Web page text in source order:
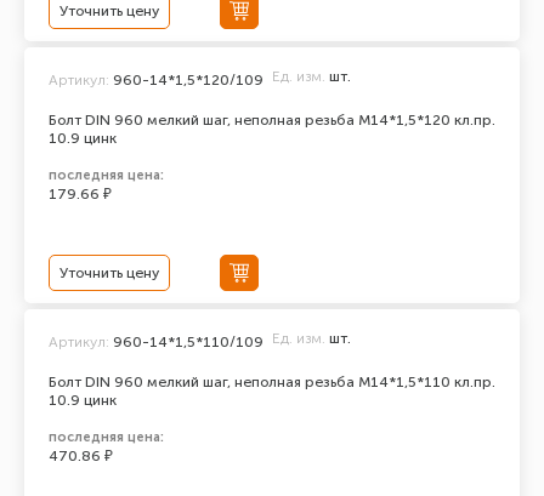
Уточнить цену
Болт DIN 960 мелкий шаг, неполная резьба M14*1,5*120 кл.пр.
10.9 цинк
Артикул: 960-14*1,5*120/109 Ед. изм. шт.
последняя цена:
179.66 ₽
Уточнить цену
Болт DIN 960 мелкий шаг, неполная резьба M14*1,5*110 кл.пр.
10.9 цинк
Артикул: 960-14*1,5*110/109 Ед. изм. шт.
последняя цена:
470.86 ₽